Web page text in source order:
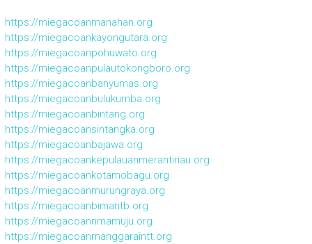
https://miegacoanmanahan.org
https://miegacoankayongutara.org
https://miegacoanpohuwato.org
https://miegacoanpulautokongboro.org
https://miegacoanbanyumas.org
https://miegacoanbulukumba.org
https://miegacoanbintang.org
https://miegacoansintangka.org
https://miegacoanbajawa.org
https://miegacoankepulauanmerantiriau.org
https://miegacoankotamobagu.org
https://miegacoanmurungraya.org
https://miegacoanbimantb.org
https://miegacoannmamuju.org
https://miegacoanmanggaraintt.org